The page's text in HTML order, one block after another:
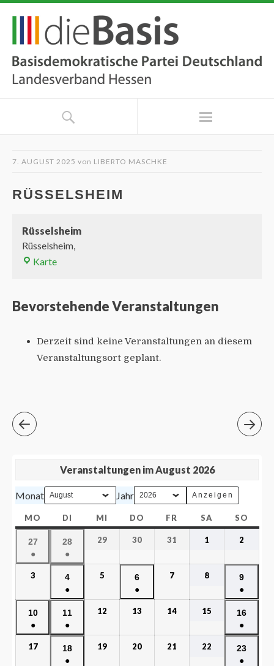
7. AUGUST 2025 von LIBERTO MASCHKE
RÜSSELSHEIM
Rüsselsheim
Rüsselsheim,
Karte
Bevorstehende Veranstaltungen
Derzeit sind keine Veranstaltungen an diesem
Veranstaltungsort geplant.
Veranstaltungen im August 2026
Monat Jahr
MO DI MI DO FR SA SO
27
●
28
●
29 30 31 1 2
3
4
●
5
6
●
7 8
9
●
10
●
11
●
12 13 14 15
16
●
17
18
●
19 20 21 22
23
●